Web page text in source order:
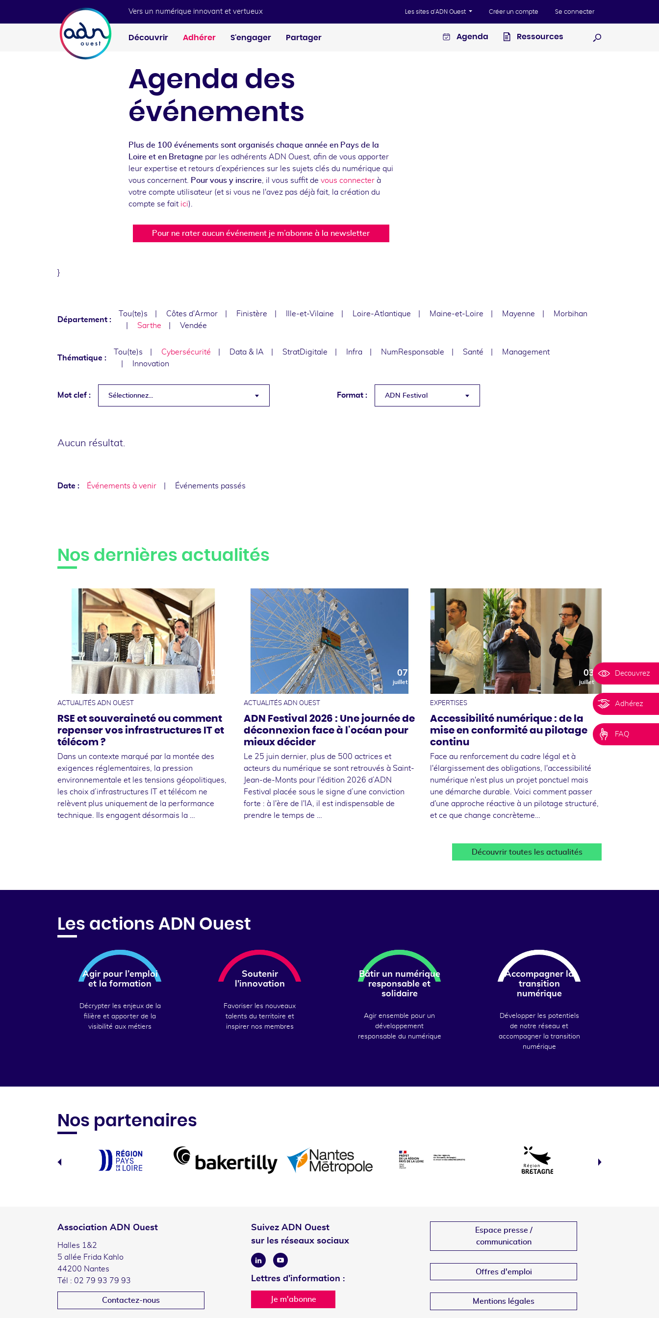
Vers un numérique innovant et vertueux Les sites d'ADN Ouest Créer un compte Se connecter
Découvrir Adhérer S'engager Partager Agenda
Ressources
Agenda des
événements
Plus de 100 événements sont organisés chaque année en Pays de la
Loire et en Bretagne par les adhérents ADN Ouest, afin de vous apporter
leur expertise et retours d’expériences sur les sujets clés du numérique qui
vous concernent. Pour vous y inscrire, il vous suffit de vous connecter à
votre compte utilisateur (et si vous ne l'avez pas déjà fait, la création du
compte se fait ici).
Pour ne rater aucun événement je m’abonne à la newsletter
}
Département :
Tou(te)s Côtes d'Armor Finistère Ille-et-Vilaine Loire-Atlantique Maine-et-Loire Mayenne
Morbihan
Sarthe
Vendée
Thématique :
Tou(te)s Cybersécurité Data & IA StratDigitale Infra NumResponsable Santé
Management
Innovation
Mot clef : Sélectionnez... Format : ADN Festival
Aucun résultat.
Date : Événements à venir Événements passés
Decouvrez
Adhérez
FAQ
Nos dernières actualités
10
juillet
ACTUALITÉS ADN OUEST
RSE et souveraineté ou comment
repenser vos infrastructures IT et
télécom ?
Dans un contexte marqué par la montée des
exigences réglementaires, la pression
environnementale et les tensions géopolitiques,
les choix d’infrastructures IT et télécom ne
relèvent plus uniquement de la performance
technique. Ils engagent désormais la …
07
juillet
ACTUALITÉS ADN OUEST
ADN Festival 2026 : Une journée de
déconnexion face à l'océan pour
mieux décider
Le 25 juin dernier, plus de 500 actrices et
acteurs du numérique se sont retrouvés à Saint-
Jean-de-Monts pour l'édition 2026 d’ADN
Festival placée sous le signe d’une conviction
forte : à l'ère de l'IA, il est indispensable de
prendre le temps de …
03
juillet
EXPERTISES
Accessibilité numérique : de la
mise en conformité au pilotage
continu
Face au renforcement du cadre légal et à
l'élargissement des obligations, l'accessibilité
numérique n'est plus un projet ponctuel mais
une démarche durable. Voici comment passer
d'une approche réactive à un pilotage structuré,
et ce que change concrèteme…
Découvrir toutes les actualités
Les actions ADN Ouest
Agir pour l’emploi
et la formation
Décrypter les enjeux de la
filière et apporter de la
visibilité aux métiers
Soutenir
l'innovation
Favoriser les nouveaux
talents du territoire et
inspirer nos membres
Bâtir un numérique
responsable et
solidaire
Agir ensemble pour un
développement
responsable du numérique
Accompagner la
transition
numérique
Développer les potentiels
de notre réseau et
accompagner la transition
numérique
Nos partenaires
Association ADN Ouest
Halles 1&2
5 allée Frida Kahlo
44200 Nantes
Tél : 02 79 93 79 93
Contactez-nous
Suivez ADN Ouest
sur les réseaux sociaux
LinkedinYoutube
Lettres d'information :
Je m'abonne
Espace presse /
communication
Offres d'emploi
Mentions légales